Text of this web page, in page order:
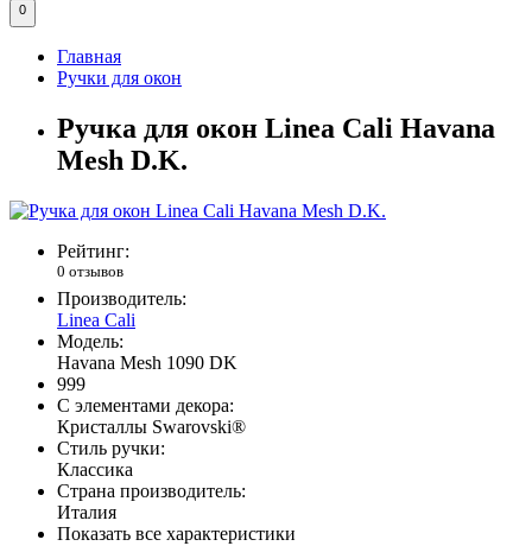
0
Главная
Ручки для окон
Ручка для окон Linea Cali Havana
Mesh D.K.
Рейтинг:
0 отзывов
Производитель:
Linea Cali
Модель:
Havana Mesh 1090 DK
999
С элементами декора:
Кристаллы Swarovski®
Стиль ручки:
Классика
Страна производитель:
Италия
Показать все характеристики